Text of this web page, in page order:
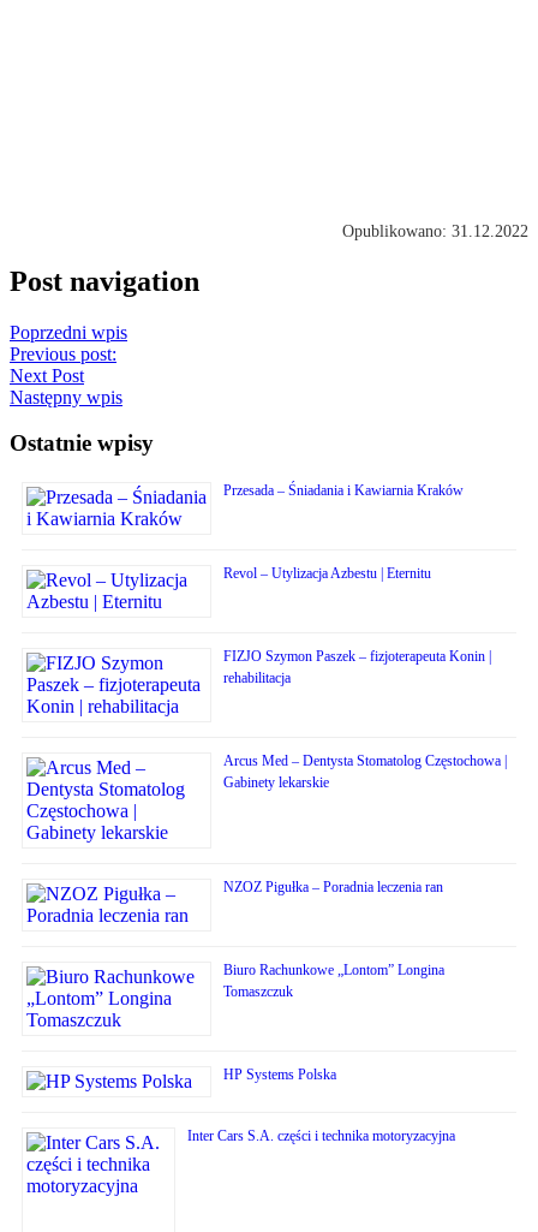
Opublikowano: 31.12.2022
Post navigation
Poprzedni wpis
Previous post:
Next Post
Następny wpis
Ostatnie wpisy
Przesada – Śniadania i Kawiarnia Kraków
Revol – Utylizacja Azbestu | Eternitu
FIZJO Szymon Paszek – fizjoterapeuta Konin |
rehabilitacja
Arcus Med – Dentysta Stomatolog Częstochowa |
Gabinety lekarskie
NZOZ Pigułka – Poradnia leczenia ran
Biuro Rachunkowe „Lontom” Longina
Tomaszczuk
HP Systems Polska
Inter Cars S.A. części i technika motoryzacyjna